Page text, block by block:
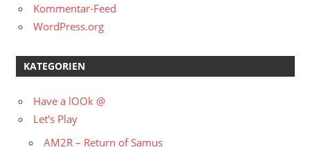
Kommentar-Feed
WordPress.org
KATEGORIEN
Have a lOOk @
Let's Play
AM2R – Return of Samus